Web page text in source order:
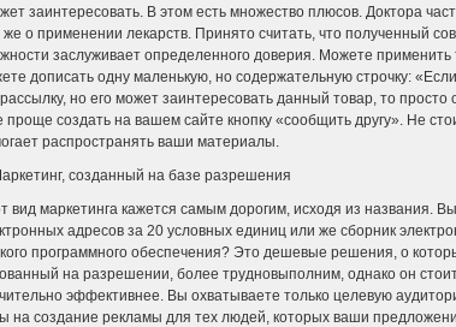
заинтересовать. В этом есть множество плюсов. Доктора
же о применении лекарств. Принято считать, что полученный
заслуживает определенного доверия. Можете
дописать одну маленькую, но содержательную строчку:
но его может заинтересовать данный товар, то
проще создать на вашем сайте кнопку «сообщить другу». Не
распространять ваши материалы.
созданный на базе разрешения
вид маркетинга кажется самым дорогим, исходя из названия.
адресов за 20 условных единиц или же сборник
программного обеспечения? Это дешевые решения, о
на разрешении, более трудновыполним, однако он
эффективнее. Вы охватываете только целевую
на создание рекламы для тех людей, которых ваши